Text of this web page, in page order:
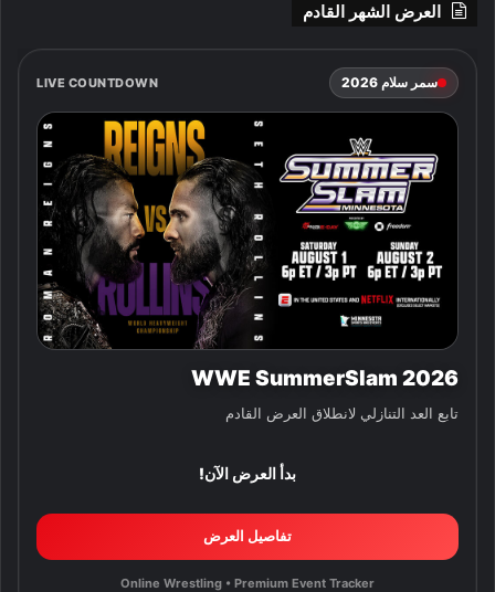
العرض الشهر القادم
سمر سلام 2026 LIVE COUNTDOWN
WWE SummerSlam 2026
تابع العد التنازلي لانطلاق العرض القادم
بدأ العرض الآن!
تفاصيل العرض
Online Wrestling • Premium Event Tracker